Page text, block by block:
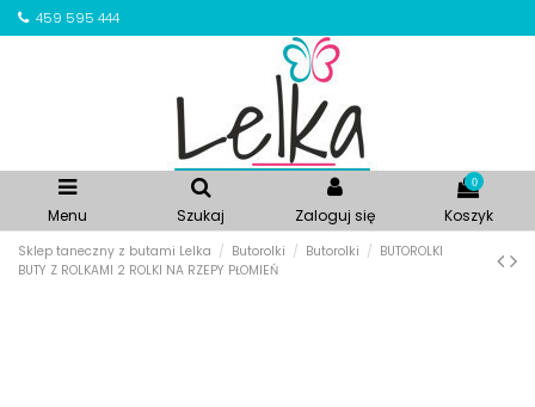
459 595 444
Menu Szukaj Zaloguj się
0
Koszyk
Sklep taneczny z butami Lelka Butorolki Butorolki
BUTOROLKI
BUTY Z ROLKAMI 2 ROLKI NA RZEPY PŁOMIEŃ